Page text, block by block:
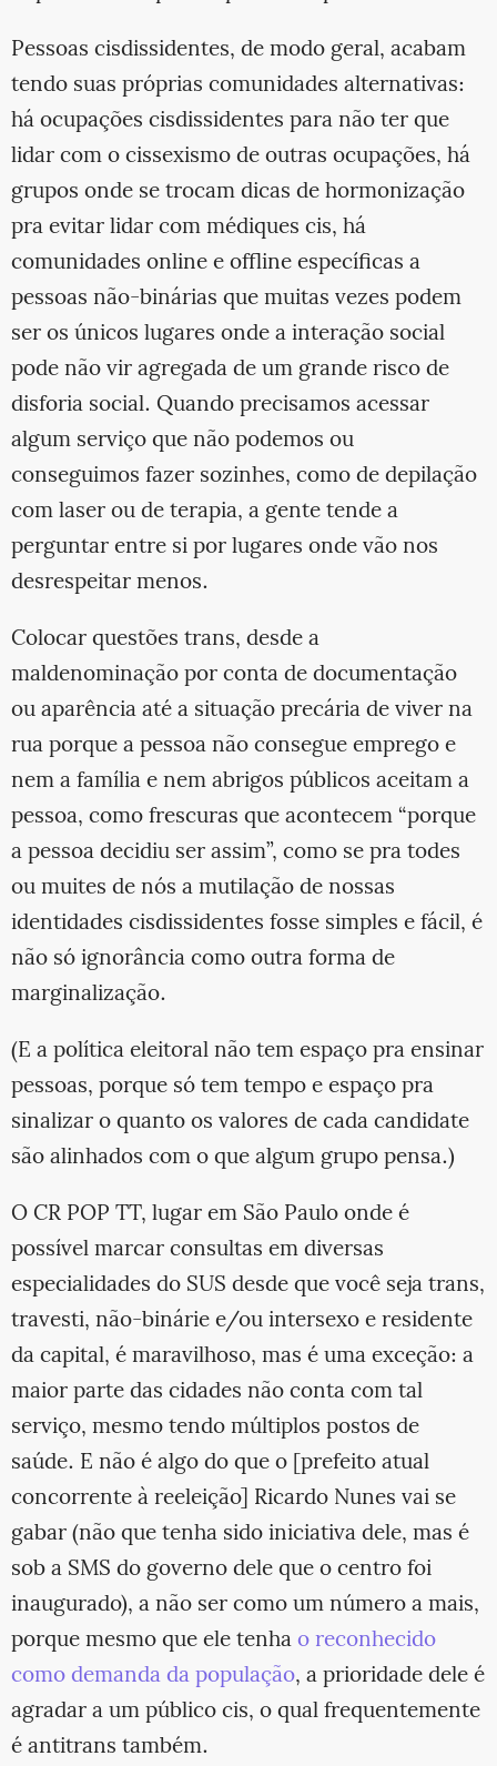
Pessoas cisdissidentes, de modo geral, acabam
tendo suas próprias comunidades alternativas:
há ocupações cisdissidentes para não ter que
lidar com o cissexismo de outras ocupações, há
grupos onde se trocam dicas de hormonização
pra evitar lidar com médiques cis, há
comunidades online e offline específicas a
pessoas não-binárias que muitas vezes podem
ser os únicos lugares onde a interação social
pode não vir agregada de um grande risco de
disforia social. Quando precisamos acessar
algum serviço que não podemos ou
conseguimos fazer sozinhes, como de depilação
com laser ou de terapia, a gente tende a
perguntar entre si por lugares onde vão nos
desrespeitar menos.
Colocar questões trans, desde a
maldenominação por conta de documentação
ou aparência até a situação precária de viver na
rua porque a pessoa não consegue emprego e
nem a família e nem abrigos públicos aceitam a
pessoa, como frescuras que acontecem “porque
a pessoa decidiu ser assim”, como se pra todes
ou muites de nós a mutilação de nossas
identidades cisdissidentes fosse simples e fácil, é
não só ignorância como outra forma de
marginalização.
(E a política eleitoral não tem espaço pra ensinar
pessoas, porque só tem tempo e espaço pra
sinalizar o quanto os valores de cada candidate
são alinhados com o que algum grupo pensa.)
O CR POP TT, lugar em São Paulo onde é
possível marcar consultas em diversas
especialidades do SUS desde que você seja trans,
travesti, não-binárie e/ou intersexo e residente
da capital, é maravilhoso, mas é uma exceção: a
maior parte das cidades não conta com tal
serviço, mesmo tendo múltiplos postos de
saúde. E não é algo do que o [prefeito atual
concorrente à reeleição] Ricardo Nunes vai se
gabar (não que tenha sido iniciativa dele, mas é
sob a SMS do governo dele que o centro foi
inaugurado), a não ser como um número a mais,
porque mesmo que ele tenhao reconhecido
como demanda da população, a prioridade dele é
agradar a um público cis, o qual frequentemente
é antitrans também.